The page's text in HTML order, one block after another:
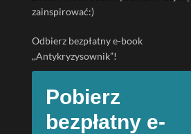
zainspirować:)
Odbierz bezpłatny e-book
,,Antykryzysownik”!
Pobierz
bezpłatny e-